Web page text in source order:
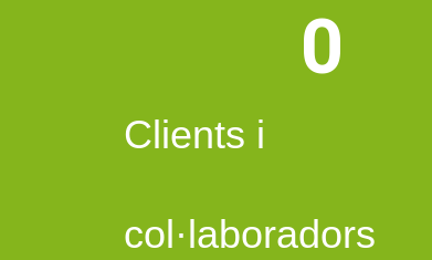
Clients i
col·laboradors
0